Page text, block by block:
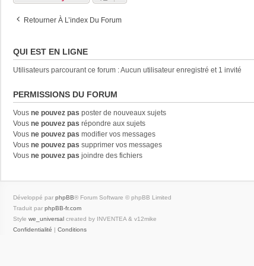
Retourner À L’index Du Forum
QUI EST EN LIGNE
Utilisateurs parcourant ce forum : Aucun utilisateur enregistré et 1 invité
PERMISSIONS DU FORUM
Vous ne pouvez pas poster de nouveaux sujets
Vous ne pouvez pas répondre aux sujets
Vous ne pouvez pas modifier vos messages
Vous ne pouvez pas supprimer vos messages
Vous ne pouvez pas joindre des fichiers
Développé par phpBB® Forum Software © phpBB Limited
Traduit par phpBB-fr.com
Style we_universal created by INVENTEA & v12mike
Confidentialité | Conditions